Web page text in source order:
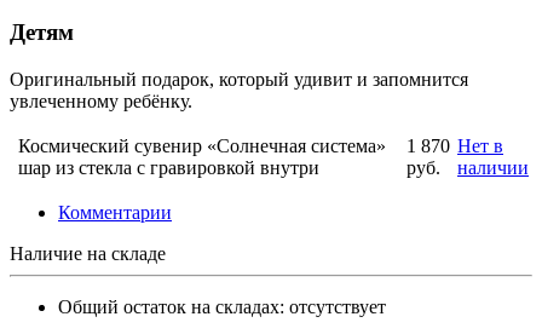
Детям
Оригинальный подарок, который удивит и запомнится
увлеченному ребёнку.
Космический сувенир «Солнечная система»
шар из стекла с гравировкой внутри
1 870
руб.
Нет в
наличии
Комментарии
Наличие на складе
Общий остаток на складах: отсутствует